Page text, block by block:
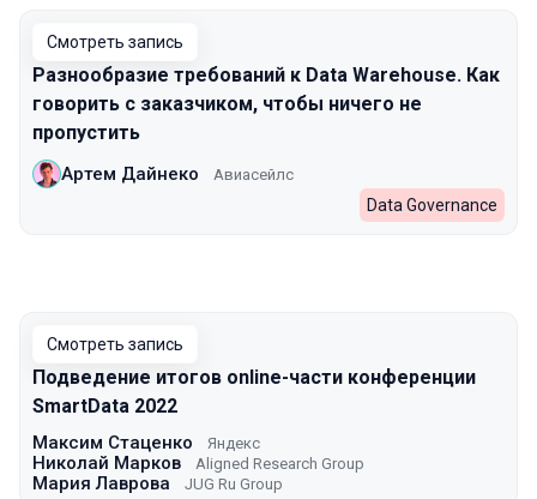
Смотреть запись
Разнообразие требований к Data Warehouse. Как
говорить с заказчиком, чтобы ничего не
пропустить
Артем Дайнеко Авиасейлс
Data Governance
Смотреть запись
Подведение итогов online-части конференции
SmartData 2022
Максим Стаценко Яндекс
Николай Марков Aligned Research Group
Мария Лаврова JUG Ru Group